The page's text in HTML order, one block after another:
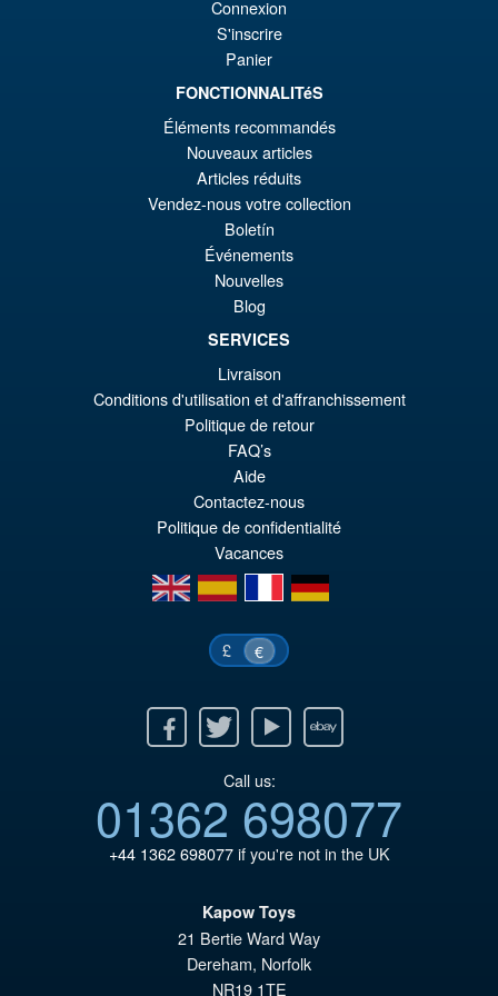
Reissue ( 2026 )
PRÉ COMMANDE
S.H. MonsterArts Godzilla Vs
Evangelion Test Type 01 G
Awakening Action Figure
PRÉ COMMANDE
Connexion
S'inscrire
Panier
FONCTIONNALITéS
Éléments recommandés
Nouveaux articles
Articles réduits
Vendez-nous votre collection
Boletín
Événements
Nouvelles
Blog
SERVICES
Livraison
Conditions d'utilisation et d'affranchissement
Politique de retour
FAQ’s
Aide
Contactez-nous
Politique de confidentialité
Vacances
en
es fr de
£ €
Twitter Youtube Ebay
Call us:
01362 698077
+44 1362 698077if you're not in the UK
Kapow Toys
21 Bertie Ward Way
Dereham, Norfolk
NR19 1TE